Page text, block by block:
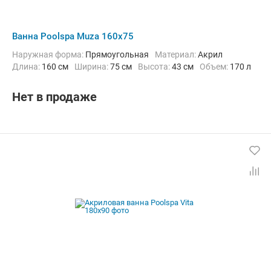
Ванна Poolspa Muza 160x75
Наружная форма: Прямоугольная Материал:Акрил
Длина: 160 см Ширина:75 см Высота:43 см Объем: 170 л
Нет в продаже